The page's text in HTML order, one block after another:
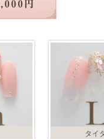
タイ